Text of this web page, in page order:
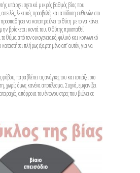
υπάρχει σχετικά μικρός βαθμός βίας που
λεκτικές προσβολές και απόδοση ευθυνών στο
να καταπραΰνει το θύτη με το να κάνει
βρίσκεται κοντά του. Ο θύτης προσπαθεί
θύμα από τον οικογενειακό, φιλικό και κοινωνικό
καταστήσει πλήρως εξαρτημένο απ’ αυτόν, για να
παραβλέπει τις ανάγκες του και εστιάζει στο
χωρίς όμως κανένα αποτέλεσμα. Συχνά, εμφανίζει
απόρροια του έντονου στρες που βιώνει σε